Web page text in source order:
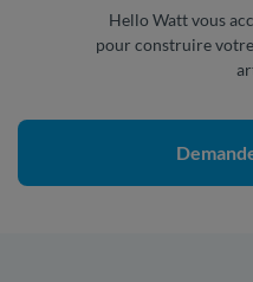
Hello Watt vous
pour construire